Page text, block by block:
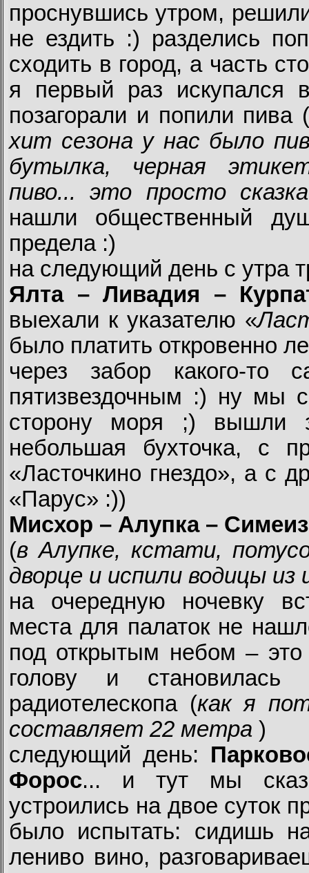
проснувшись утром,
не ездить :) разделись
сходить в город, а часть
я первый раз искупался
позагорали и попили пива (
хит сезона у нас было
бутылка, черная
пиво... это просто
нашли общественный
предела :)
на следующий день с утра
Ялта – Ливадия –
выехали к указателю «
было платить откровенно
через забор какого-то
пятизвездочным :) ну мы
сторону моря ;) вышли
небольшая бухточка, с
«Ласточкино гнездо», а с
«Парус» :))
Мисхор – Алупка – Симеиз
(в Алупке, кстати,
дворце и испили водицы из
на очередную ночевку
места для палаток не
под открытым небом – это
голову и
радиотелескопа (как я
составляет 22 метра )
следующий день:
Форос... и тут мы
устроились на двое суток
было испытать: сидишь
лениво вино,